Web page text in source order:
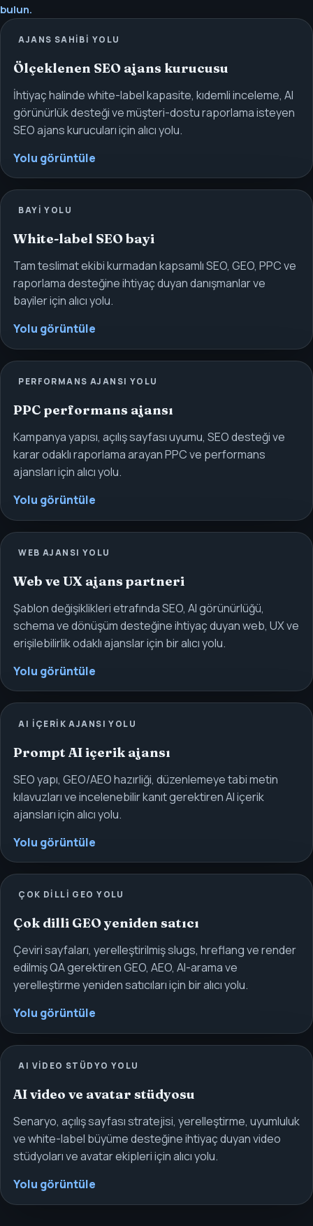
bulun.
AJANS SAHIBI YOLU
Ölçeklenen SEO ajans kurucusu
İhtiyaç halinde white-label kapasite, kıdemli inceleme, AI
görünürlük desteği ve müşteri-dostu raporlama isteyen
SEO ajans kurucuları için alıcı yolu.
Yolu görüntüle
BAYI YOLU
White-label SEO bayi
Tam teslimat ekibi kurmadan kapsamlı SEO, GEO, PPC ve
raporlama desteğine ihtiyaç duyan danışmanlar ve
bayiler için alıcı yolu.
Yolu görüntüle
PERFORMANS AJANSI YOLU
PPC performans ajansı
Kampanya yapısı, açılış sayfası uyumu, SEO desteği ve
karar odaklı raporlama arayan PPC ve performans
ajansları için alıcı yolu.
Yolu görüntüle
WEB AJANSI YOLU
Web ve UX ajans partneri
Şablon değişiklikleri etrafında SEO, AI görünürlüğü,
schema ve dönüşüm desteğine ihtiyaç duyan web, UX ve
erişilebilirlik odaklı ajanslar için bir alıcı yolu.
Yolu görüntüle
AI IÇERIK AJANSI YOLU
Prompt AI içerik ajansı
SEO yapı, GEO/AEO hazırliği, düzenlemeye tabi metin
kılavuzları ve incelenebilir kanıt gerektiren AI içerik
ajansları için alıcı yolu.
Yolu görüntüle
ÇOK DILLI GEO YOLU
Çok dilli GEO yeniden satıcı
Çeviri sayfaları, yerelleştirilmiş slugs, hreflang ve render
edilmiş QA gerektiren GEO, AEO, AI-arama ve
yerelleştirme yeniden satıcıları için bir alıcı yolu.
Yolu görüntüle
AI VIDEO STÜDYO YOLU
AI video ve avatar stüdyosu
Senaryo, açılış sayfası stratejisi, yerelleştirme, uyumluluk
ve white-label büyüme desteğine ihtiyaç duyan video
stüdyoları ve avatar ekipleri için alıcı yolu.
Yolu görüntüle